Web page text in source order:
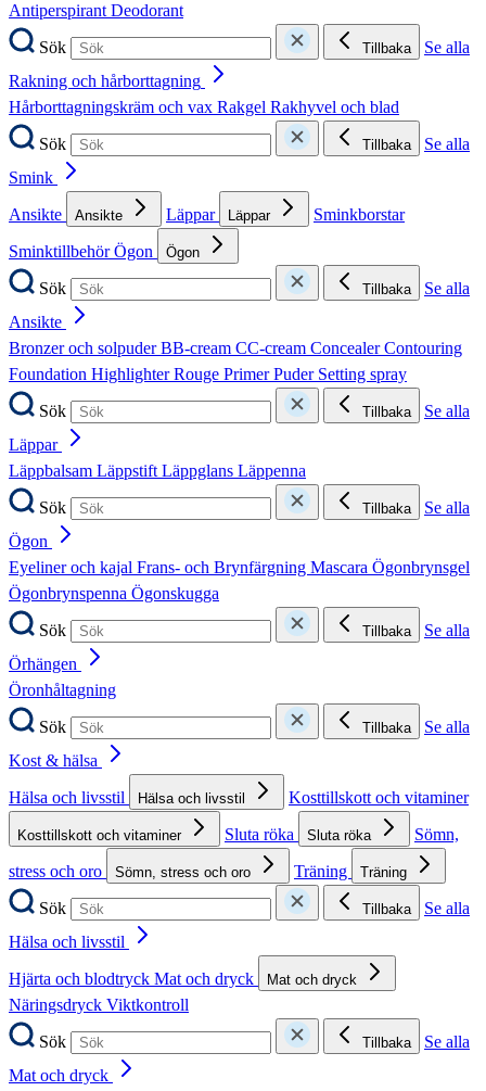
AntiperspirantDeodorant
Sök
Tillbaka
Se alla
Rakning och hårborttagning
Hårborttagningskräm och vax Rakgel Rakhyvel och blad
Sök
Tillbaka
Se alla
Smink
Ansikte
Ansikte Läppar Läppar
Sminkborstar
SminktillbehörÖgon Ögon
Sök Tillbaka
Se alla
Ansikte
Bronzer och solpuderBB-cream CC-cream ConcealerContouring
Foundation HighlighterRouge PrimerPuder Setting spray
Sök
Tillbaka
Se alla
Läppar
Läppbalsam LäppstiftLäppglans Läppenna
Sök
Tillbaka
Se alla
Ögon
Eyeliner och kajal Frans- och Brynfärgning Mascara Ögonbrynsgel
Ögonbrynspenna Ögonskugga
Sök
Tillbaka
Se alla
Örhängen
Öronhåltagning
Sök
Tillbaka
Se alla
Kost & hälsa
Hälsa och livsstil
Hälsa och livsstil Kosttillskott och vitaminer
Kosttillskott och vitaminer Sluta röka Sluta röka
Sömn,
stress och oro
Sömn, stress och oro Träning Träning
Sök Tillbaka
Se alla
Hälsa och livsstil
Hjärta och blodtryck Mat och dryck Mat och dryck
Näringsdryck Viktkontroll
Sök
Tillbaka
Se alla
Mat och dryck